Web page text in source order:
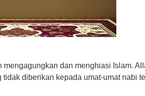
dan menghiasi Islam.
diberikan kepada umat-umat nabi